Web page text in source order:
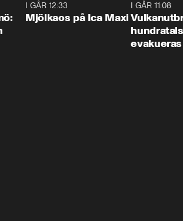
I GÅR 12:33
Mjölkaos på Ica Maxi
I GÅR 11:08
hundratals
evakueras